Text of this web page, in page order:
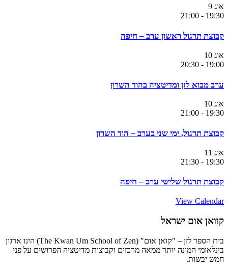
אוג 9
19:30
-
21:00
קבוצת תרגול ראשון ערב – חיפה
אוג 10
19:00
-
20:30
ערב מבוא לזן ומדיטציה בהוד השרון
אוג 10
19:30
-
21:00
קבוצת תרגול, ימי שני בערב – הוד השרון
אוג 11
19:30
-
21:30
קבוצת תרגול שלישי ערב – חיפה
View Calendar
קוואן אום ישראל
בית הספר לזן – "קואן אום" (The Kwan Um School of Zen) הינו ארגון
בינלאומי המונה יותר ממאה מרכזים וקבוצות מדיטציה הפרושים על פני
חמש יבשות.